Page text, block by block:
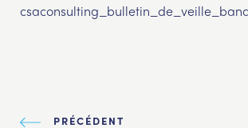
PRÉCÉDENT